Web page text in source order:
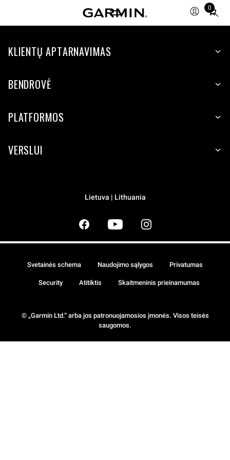
0
Total
items
cart:
KLIENTŲ APTARNAVIMAS
BENDROVĖ
PLATFORMOS
VERSLUI
Lietuva | Lithuania
© „Garmin Ltd.“ arba jos patronuojamosios įmonės. Visos teisės
saugomos.
Svetainės schema Naudojimo sąlygos Privatumas
Security Atitiktis Skaitmeninis prieinamumas